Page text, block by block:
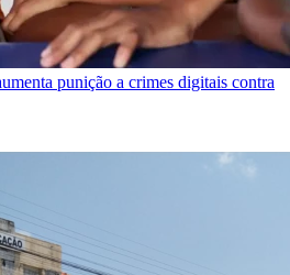
punição a crimes digitais contra